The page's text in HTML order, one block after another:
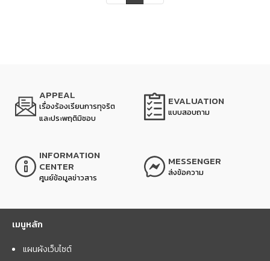
APPEAL
เรื่องร้องเรียนการทุจริต
และประพฤติมิชอบ
EVALUATION
แบบสอบถาม
INFORMATION
CENTER
ศูนย์ข้อมูลข่าวสาร
MESSENGER
ส่งข้อความ
เมนูหลัก
แผนผังเว็บไซต์